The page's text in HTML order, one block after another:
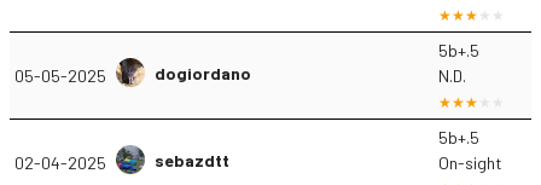
05-05-2025 dogiordano
5b+.5
N.D.
02-04-2025 sebazdtt
5b+.5
On-sight